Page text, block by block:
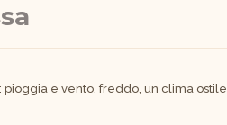
e vento, freddo, un clima ostile